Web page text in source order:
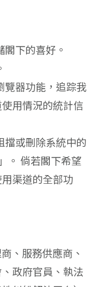
下的喜好。
覽器功能，追踪我
用情況的統計信
擋或刪除系統中的
。 倘若閣下希望
渠道的全部功
、服務供應商、
政府官員、執法